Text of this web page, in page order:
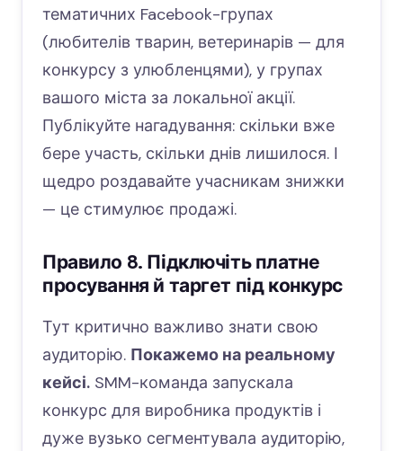
тематичних Facebook-групах
(любителів тварин, ветеринарів — для
конкурсу з улюбленцями), у групах
вашого міста за локальної акції.
Публікуйте нагадування: скільки вже
бере участь, скільки днів лишилося. І
щедро роздавайте учасникам знижки
— це стимулює продажі.
Правило 8. Підключіть платне
просування й таргет під конкурс
Тут критично важливо знати свою
аудиторію. Покажемо на реальному
кейсі. SMM-команда запускала
конкурс для виробника продуктів і
дуже вузько сегментувала аудиторію,